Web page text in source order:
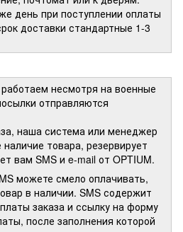
день при поступлении оплаты
доставки стандартные 1-3
несмотря на военные
отправляются
наша система или менеджер
товара, резервирует
вам SMS и e-mail от OPTIUM.
можете смело оплачивать,
в наличии. SMS содержит
заказа и ссылку на форму
после заполнения которой